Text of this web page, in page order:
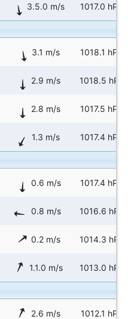
3.5.0 m/s 1017.0 hPa
3.1 m/s 1018.1 hPa
2.9 m/s 1018.5 hPa
2.8 m/s 1017.5 hPa
1.3 m/s 1017.4 hPa
0.6 m/s 1017.4 hPa
0.8 m/s 1016.6 hPa
0.2 m/s 1014.3 hPa
1.1.0 m/s 1013.0 hPa
2.6 m/s 1012.1 hPa